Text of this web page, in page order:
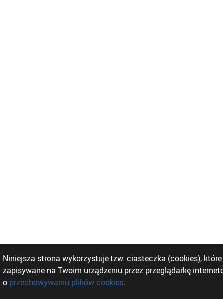
Niniejsza strona wykorzystuje tzw. ciasteczka (cookies),
zapisywane na Twoim urządzeniu przez przeglądarkę
o przechowywaniu plików cookies.